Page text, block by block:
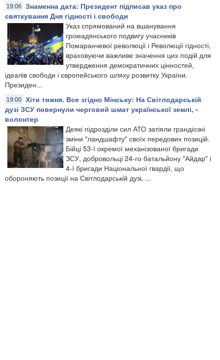
19:06
Знаменна дата: Президент підписав указ про
святкування Дня гідності і свободи
Указ спрямований на вшанування
громадянського подвигу учасників
Помаранчевої революції і Революції гідності,
враховуючи важливе значення цих подій для
утвердження демократичних цінностей,
ідеалів свободи і європейського шляху розвитку України.
Президен...
19:00 Хіти тижня. Все згідно Мінську: На Світлодарській
дузі ЗСУ повернули черговий шмат української землі, -
волонтер
Деякі підрозділи сил АТО затіяли грандіозні
зміни "ландшафту" своїх передових позицій.
Бійці 53-ї окремої механізованої бригади
ЗСУ, добровольці 24-го батальйону "Айдар" і
4-ї бригади Національної гвардії, що
обороняють позиції на Світлодарській дузі, ...